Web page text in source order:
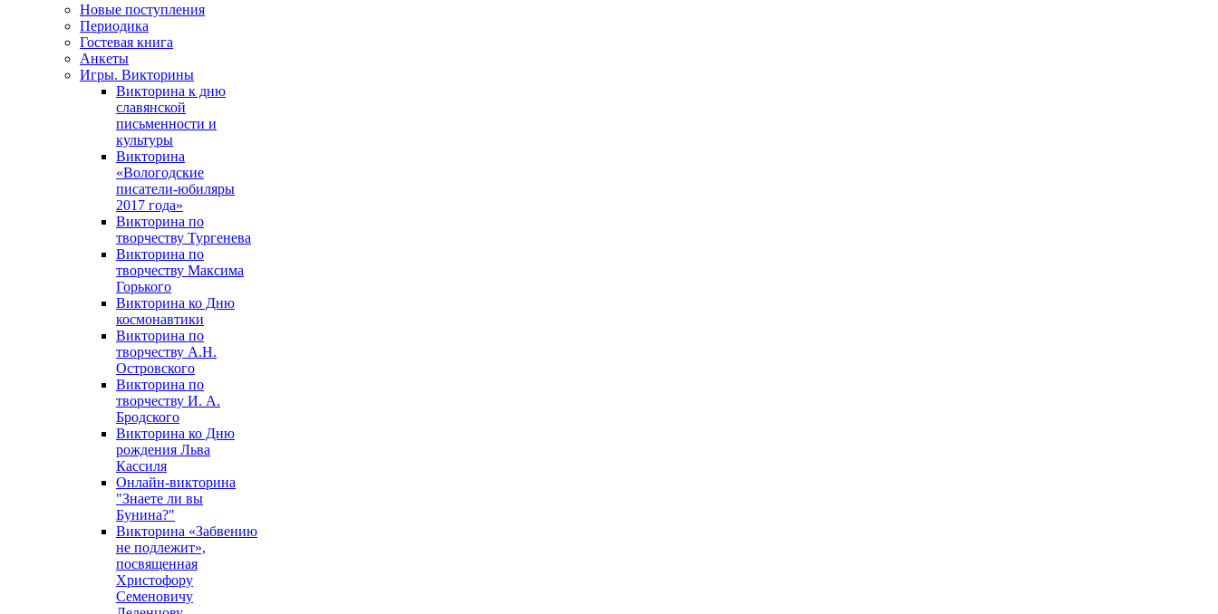
Новые поступления
Периодика
Гостевая книга
Анкеты
Игры. Викторины
Викторина к дню
славянской
письменности и
культуры
Викторина
«Вологодские
писатели-юбиляры
2017 года»
Викторина по
творчеству Тургенева
Викторина по
творчеству Максима
Горького
Викторина ко Дню
космонавтики
Викторина по
творчеству А.Н.
Островского
Викторина по
творчеству И. А.
Бродского
Викторина ко Дню
рождения Льва
Кассиля
Онлайн-викторина
"Знаете ли вы
Бунина?"
Викторина «Забвению
не подлежит»,
посвященная
Христофору
Семеновичу